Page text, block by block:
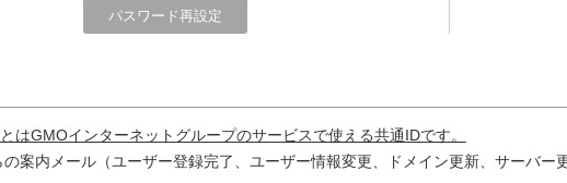
はGMOインターネットグループのサービスで使える共通IDです。
の案内メール（ユーザー登録完了、ユーザー情報変更、ドメイン更新、サーバー